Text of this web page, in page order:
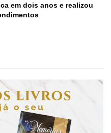
em dois anos e realizou